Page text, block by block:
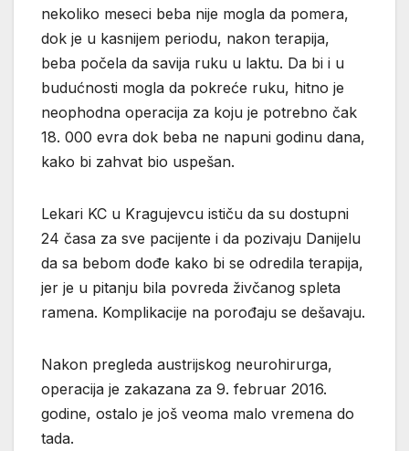
nekoliko meseci beba nije mogla da pomera,
dok je u kasnijem periodu, nakon terapija,
beba počela da savija ruku u laktu. Da bi i u
budućnosti mogla da pokreće ruku, hitno je
neophodna operacija za koju je potrebno čak
18. 000 evra dok beba ne napuni godinu dana,
kako bi zahvat bio uspešan.
Lekari KC u Kragujevcu ističu da su dostupni
24 časa za sve pacijente i da pozivaju Danijelu
da sa bebom dođe kako bi se odredila terapija,
jer je u pitanju bila povreda živčanog spleta
ramena. Komplikacije na porođaju se dešavaju.
Nakon pregleda austrijskog neurohirurga,
operacija je zakazana za 9. februar 2016.
godine, ostalo je još veoma malo vremena do
tada.